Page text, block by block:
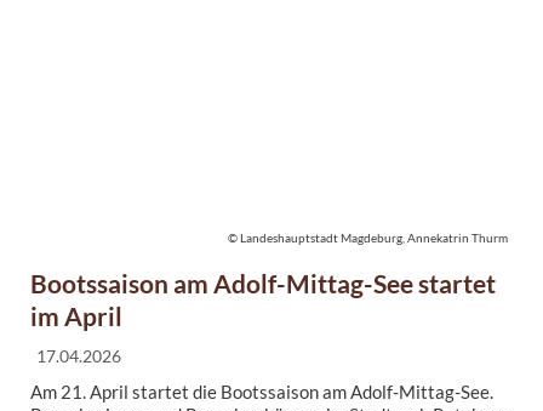
Bootssaison am Adolf-Mittag-See startet
im April
17.04.2026
Am 21. April startet die Bootssaison am Adolf-Mittag-See.
© Landeshauptstadt Magdeburg, Annekatrin Thurm